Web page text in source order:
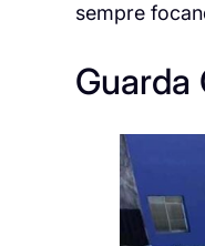
sempre
Guarda